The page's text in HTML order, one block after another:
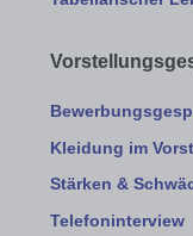
Kleidung im
Stärken &
Telefoninterview